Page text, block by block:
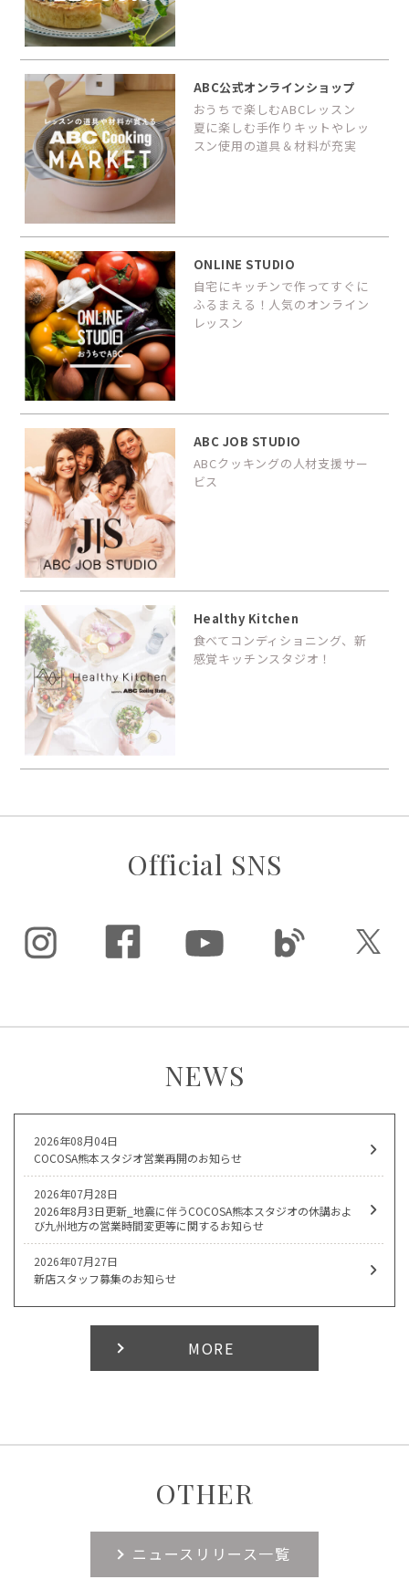
ABC公式オンラインショップ
おうちで楽しむABCレッスン
夏に楽しむ手作りキットやレッ
スン使用の道具＆材料が充実
ONLINE STUDIO
自宅にキッチンで作ってすぐに
ふるまえる！人気のオンライン
レッスン
ABC JOB STUDIO
ABCクッキングの人材支援サー
ビス
Healthy Kitchen
食べてコンディショニング、新
感覚キッチンスタジオ！
Official SNS
NEWS
2026年08月04日
COCOSA熊本スタジオ営業再開のお知らせ
2026年07月28日
2026年8月3日更新_地震に伴うCOCOSA熊本スタジオの休講およ
び九州地方の営業時間変更等に関するお知らせ
2026年07月27日
新店スタッフ募集のお知らせ
MORE
OTHER
ニュースリリース一覧